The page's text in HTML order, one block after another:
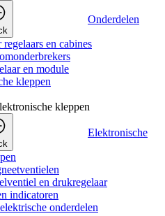
Onderdelen
regelaars en cabines
en module
kleppen
kleppen
Elektronische
en drukregelaar
indicatoren
onderdelen